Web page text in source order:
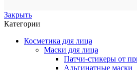
Закрыть
Категории
Косметика для лица
Маски для лица
Патчи-стикеры от
Альгинатные маски